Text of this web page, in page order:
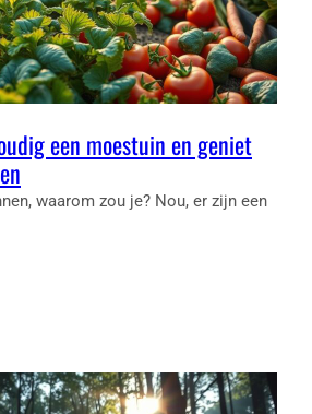
een moestuin en geniet
waarom zou je? Nou, er zijn een